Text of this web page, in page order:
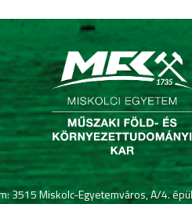
3515 Miskolc-Egyetemváros, A/4.